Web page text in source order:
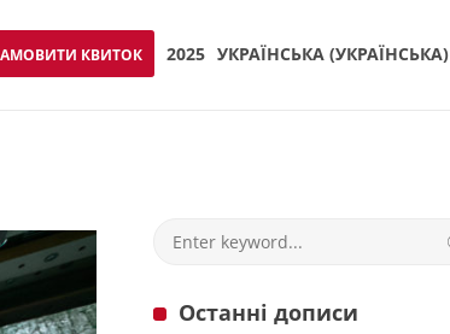
КВИТОК 2025 УКРАЇНСЬКА (УКРАЇНСЬКА)
Останні дописи